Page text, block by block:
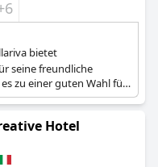
bietet
seine freundliche
zu einer guten Wahl für
Hotel